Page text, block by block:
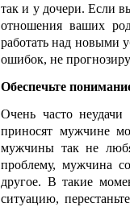
так и у дочери. Если
отношения ваших
работать над новыми
ошибок, не
Обеспечьте
Очень часто
приносят мужчине
мужчины так не
проблему, мужчина
другое. В такие
ситуацию,